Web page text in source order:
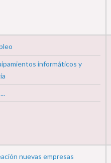
informáticos y
nuevas empresas